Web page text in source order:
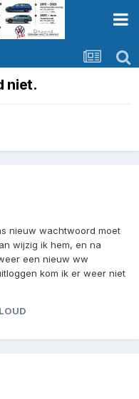
niet.
nieuw wachtwoord moet
wijzig ik hem, en na
een nieuw ww
kom ik er weer niet